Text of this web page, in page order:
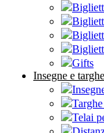
Gifts
Insegne e
Telai